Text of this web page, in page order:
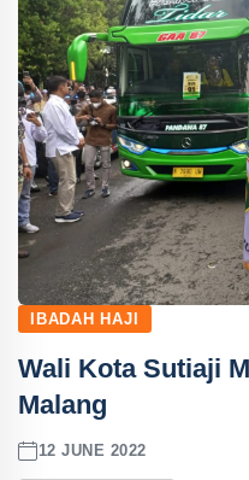
IBADAH HAJI
Wali Kota Sutiaji
Malang
12 JUNE 2022